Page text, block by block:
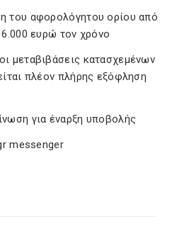
του αφορολόγητου ορίου από
ευρώ τον χρόνο
μεταβιβάσεις κατασχεμένων
πλέον πλήρης εξόφληση
για έναρξη υποβολής
messenger